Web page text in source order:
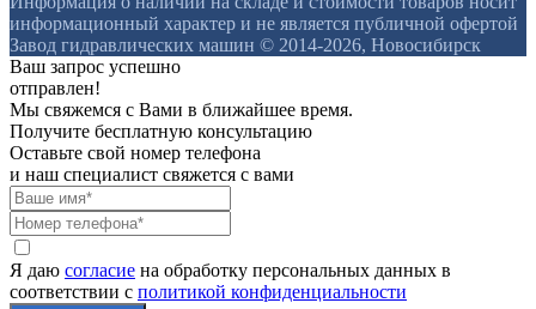
информационный характер и не является публичной офертой
Завод гидравлических машин © 2014-2026, Новосибирск
Ваш запрос успешно
отправлен!
Мы свяжемся с Вами в ближайшее время.
Получите бесплатную консультацию
Оставьте свой номер телефона
и наш специалист свяжется с вами
Я даю согласие на обработку персональных данных в
соответствии с политикой конфиденциальности